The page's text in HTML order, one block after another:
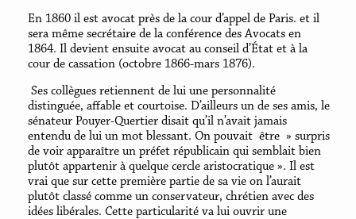
En 1860 il est avocat près de la cour d’appel de Paris. et il
sera même secrétaire de la conférence des Avocats en
1864. Il devient ensuite avocat au conseil d’État et à la
cour de cassation (octobre 1866-mars 1876).
Ses collègues retiennent de lui une personnalité
distinguée, affable et courtoise. D’ailleurs un de ses amis, le
sénateur Pouyer-Quertier disait qu’il n’avait jamais
entendu de lui un mot blessant. On pouvait être » surpris
de voir apparaître un préfet républicain qui semblait bien
plutôt appartenir à quelque cercle aristocratique ». Il est
vrai que sur cette première partie de sa vie on l’aurait
plutôt classé comme un conservateur, chrétien avec des
idées libérales. Cette particularité va lui ouvrir une